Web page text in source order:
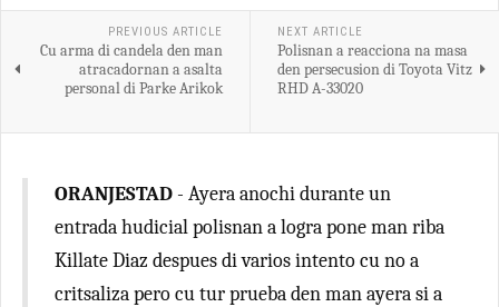
PREVIOUS ARTICLE
Cu arma di candela den man
atracadornan a asalta
personal di Parke Arikok
NEXT ARTICLE
Polisnan a reacciona na masa
den persecusion di Toyota Vitz
RHD A-33020
ORANJESTAD - Ayera anochi durante un
entrada hudicial polisnan a logra pone man riba
Killate Diaz despues di varios intento cu no a
critsaliza pero cu tur prueba den man ayera si a